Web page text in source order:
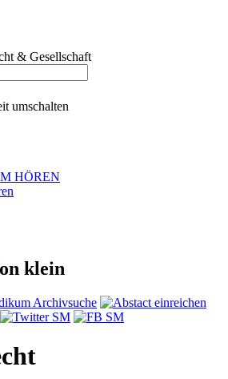
& Gesellschaft
umschalten
HÖREN
klein